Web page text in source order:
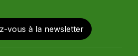
vous à la newsletter